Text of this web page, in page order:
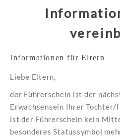
Informationen für Eltern
Liebe Eltern,
der Führerschein ist der
Erwachsensein Ihrer Tochter/
ist der Führerschein kein
besonderes Statussymbol